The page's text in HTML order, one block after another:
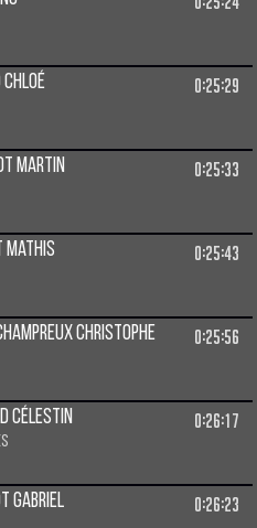
Chloé 0:25:29
Martin 0:25:33
Mathis 0:25:43
Christophe 0:25:56
Célestin 0:26:17
Gabriel 0:26:23